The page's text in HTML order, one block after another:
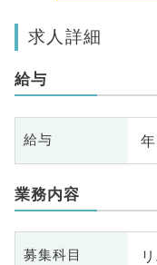
求人詳細
給与
給与
業務内容
募集科目